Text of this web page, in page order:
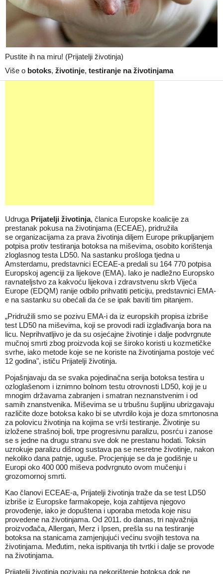
Pustite ih na miru! (Prijatelji životinja)
Više o botoks, životinje, testiranje na životinjama
Udruga Prijatelji životinja, članica Europske koalicije za
prestanak pokusa na životinjama (ECEAE), pridružila
se organizacijama za prava životinja diljem Europe prikupljanjem
potpisa protiv testiranja botoksa na miševima, osobito korištenja
zloglasnog testa LD50. Na sastanku prošloga tjedna u
Amsterdamu, predstavnici ECEAE-a predali su 164 770 potpisa
Europskoj agenciji za lijekove (EMA). Iako je nadležno Europsko
ravnateljstvo za kakvoću lijekova i zdravstvenu skrb Vijeća
Europe (EDQM) ranije odbilo prihvatiti peticiju, predstavnici EMA-
e na sastanku su obećali da će se ipak baviti tim pitanjem.
„Pridružili smo se pozivu EMA-i da iz europskih propisa izbriše
test LD50 na miševima, koji se provodi radi izglađivanja bora na
licu. Neprihvatljivo je da su osjećajne životinje i dalje podvrgnute
mučnoj smrti zbog proizvoda koji se široko koristi u kozmetičke
svrhe, iako metode koje se ne koriste na životinjama postoje već
12 godina", ističu Prijatelji životinja.
Pojašnjavaju da se svaka pojedinačna serija botoksa testira u
ozloglašenom i iznimno bolnom testu otrovnosti LD50, koji je u
mnogim državama zabranjen i smatran neznanstvenim i od
samih znanstvenika. Miševima se u trbušnu šupljinu ubrizgavaju
različite doze botoksa kako bi se utvrdilo koja je doza smrtonosna
za polovicu životinja na kojima se vrši testiranje. Životinje su
izložene strašnoj boli, trpe progresivnu paralizu, posrću i zanose
se s jedne na drugu stranu sve dok ne prestanu hodati. Toksin
uzrokuje paralizu dišnog sustava pa se nesretne životinje, nakon
nekoliko dana patnje, uguše. Procjenjuje se da je godišnje u
Europi oko 400 000 miševa podvrgnuto ovom mučenju i
grozomornoj smrti.
Kao članovi ECEAE-a, Prijatelji životinja traže da se test LD50
izbriše iz Europske farmakopeje, koja zahtijeva njegovo
provođenje, iako je dopuštena i uporaba metoda koje nisu
provedene na životinjama. Od 2011. do danas, tri najvažnija
proizvođača, Allergan, Merz i Ipsen, prešla su na testiranje
botoksa na stanicama zamjenjujući većinu svojih testova na
životinjama. Međutim, neka ispitivanja tih tvrtki i dalje se provode
na životinjama.
Prijatelji životinja pozivaju na nekorištenje botoksa dok ne